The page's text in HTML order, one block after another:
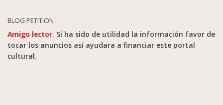
BLOG PETITION
Amigo lector. Si ha sido de utilidad la información favor de
tocar los anuncios así ayudara a financiar este portal
cultural.